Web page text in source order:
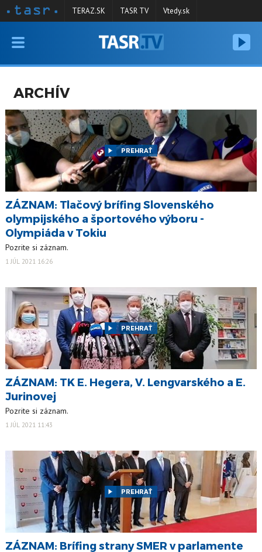
VYSIELANIE
SPRAVODAJSTVO
KONTAKT
ARCHÍV
TERAZ.SK TASR TV Vtedy.sk
ARCHÍV
PREHRAŤ
ZÁZNAM: Tlačový brífing Slovenského
olympijského a športového výboru -
Olympiáda v Tokiu
Pozrite si záznam.
1 JÚL 2021 16:26
PREHRAŤ
ZÁZNAM: TK E. Hegera, V. Lengvarského a E.
Jurinovej
Pozrite si záznam.
1 JÚL 2021 11:43
PREHRAŤ
ZÁZNAM: Brífing strany SMER v parlamente